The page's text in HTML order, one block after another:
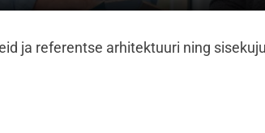
ja referentse arhitektuuri ning